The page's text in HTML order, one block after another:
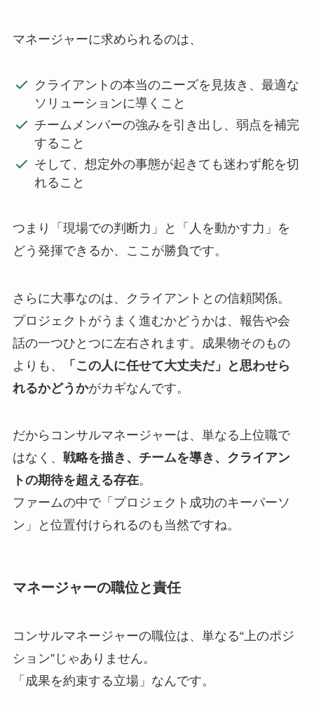
マネージャーに求められるのは、
クライアントの本当のニーズを見抜き、最適な
ソリューションに導くこと
チームメンバーの強みを引き出し、弱点を補完
すること
そして、想定外の事態が起きても迷わず舵を切
れること
つまり「現場での判断力」と「人を動かす力」を
どう発揮できるか、ここが勝負です。
さらに大事なのは、クライアントとの信頼関係。
プロジェクトがうまく進むかどうかは、報告や会
話の一つひとつに左右されます。成果物そのもの
よりも、
「この人に任せて大丈夫だ」と思わせら
れるかどうかがカギなんです。
だからコンサルマネージャーは、単なる上位職で
はなく、 戦略を描き、チームを導き、クライアン
トの期待を超える存在。
ファームの中で「プロジェクト成功のキーパーソ
ン」と位置付けられるのも当然ですね。
マネージャーの職位と責任
コンサルマネージャーの職位は、単なる“上のポジ
ション”じゃありません。
「成果を約束する立場」なんです。